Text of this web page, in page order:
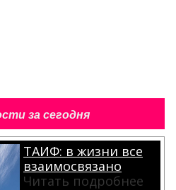
за сегодня
ТАИФ: в жизни все
взаимосвязано
Читать подробнее